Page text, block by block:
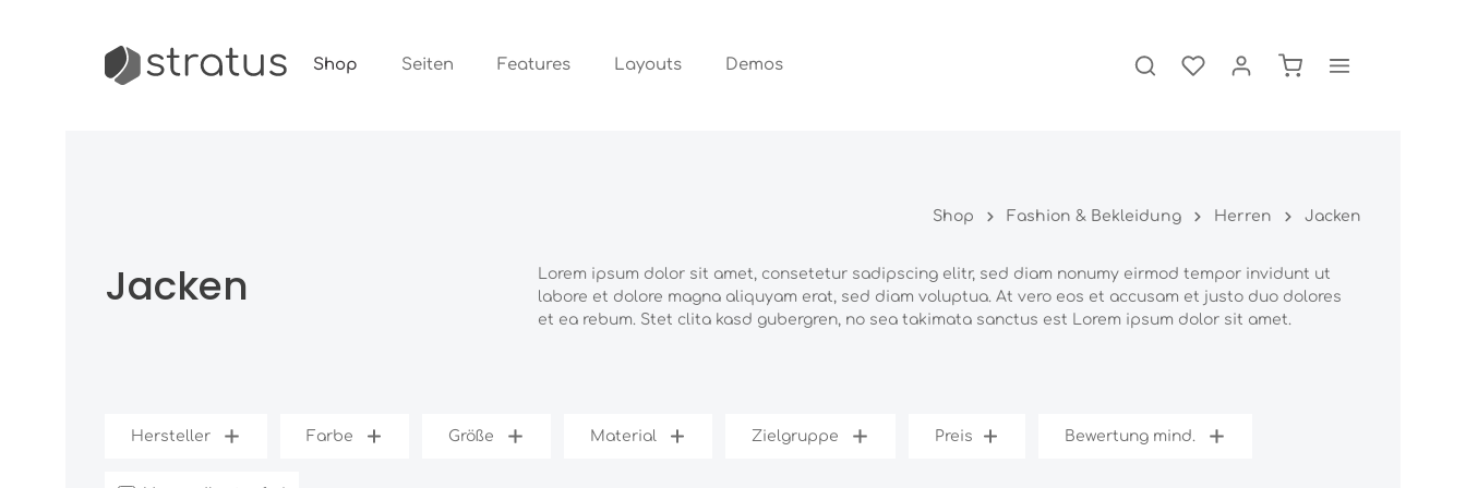
Shop Seiten Features Layouts Demos
Shop Fashion & Bekleidung Herren Jacken
Jacken
Lorem ipsum dolor sit amet, consetetur sadipscing elitr, sed diam nonumy eirmod tempor invidunt ut
labore et dolore magna aliquyam erat, sed diam voluptua. At vero eos et accusam et justo duo dolores
et ea rebum. Stet clita kasd gubergren, no sea takimata sanctus est Lorem ipsum dolor sit amet.
Hersteller Farbe Größe Material Zielgruppe Preis Bewertung mind.